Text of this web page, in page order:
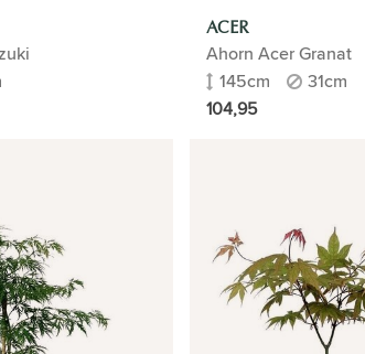
ACER
Ahorn Acer Granat
145cm
31cm
104,95